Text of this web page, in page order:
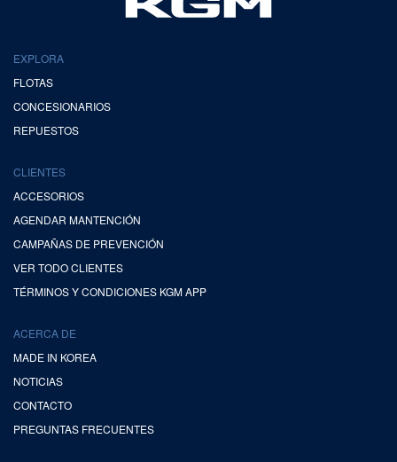
EXPLORA
FLOTAS
CONCESIONARIOS
REPUESTOS
CLIENTES
ACCESORIOS
AGENDAR MANTENCIÓN
CAMPAÑAS DE PREVENCIÓN
VER TODO CLIENTES
TÉRMINOS Y CONDICIONES KGM APP
ACERCA DE
MADE IN KOREA
NOTICIAS
CONTACTO
PREGUNTAS FRECUENTES